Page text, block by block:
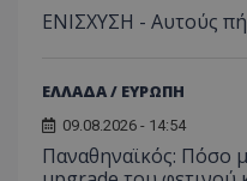
ΕΝΙΣΧΥΣΗ - Αυτούς
ΕΛΛΑΔΑ / ΕΥΡΩΠΗ
09.08.2026 - 14:54
Παναθηναϊκός: Πόσο